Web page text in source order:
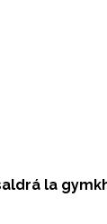
la